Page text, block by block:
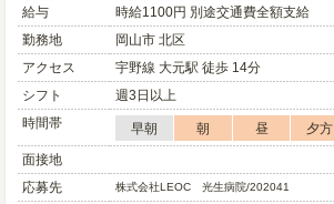
給与
時給1100円 別途交通費全額支給
勤務地
岡山市 北区
アクセス
宇野線 大元駅 徒歩 14分
シフト
週3日以上
時間帯
早朝 朝 昼 夕方
面接地
応募先
株式会社LEOC 光生病院/202041